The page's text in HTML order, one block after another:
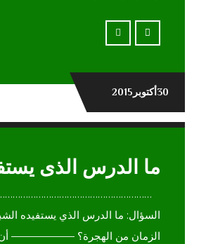
30أكتوبر2015
السؤال: ما الدرس الذي يستفيده
الزمان من الهجرة؟ ——————